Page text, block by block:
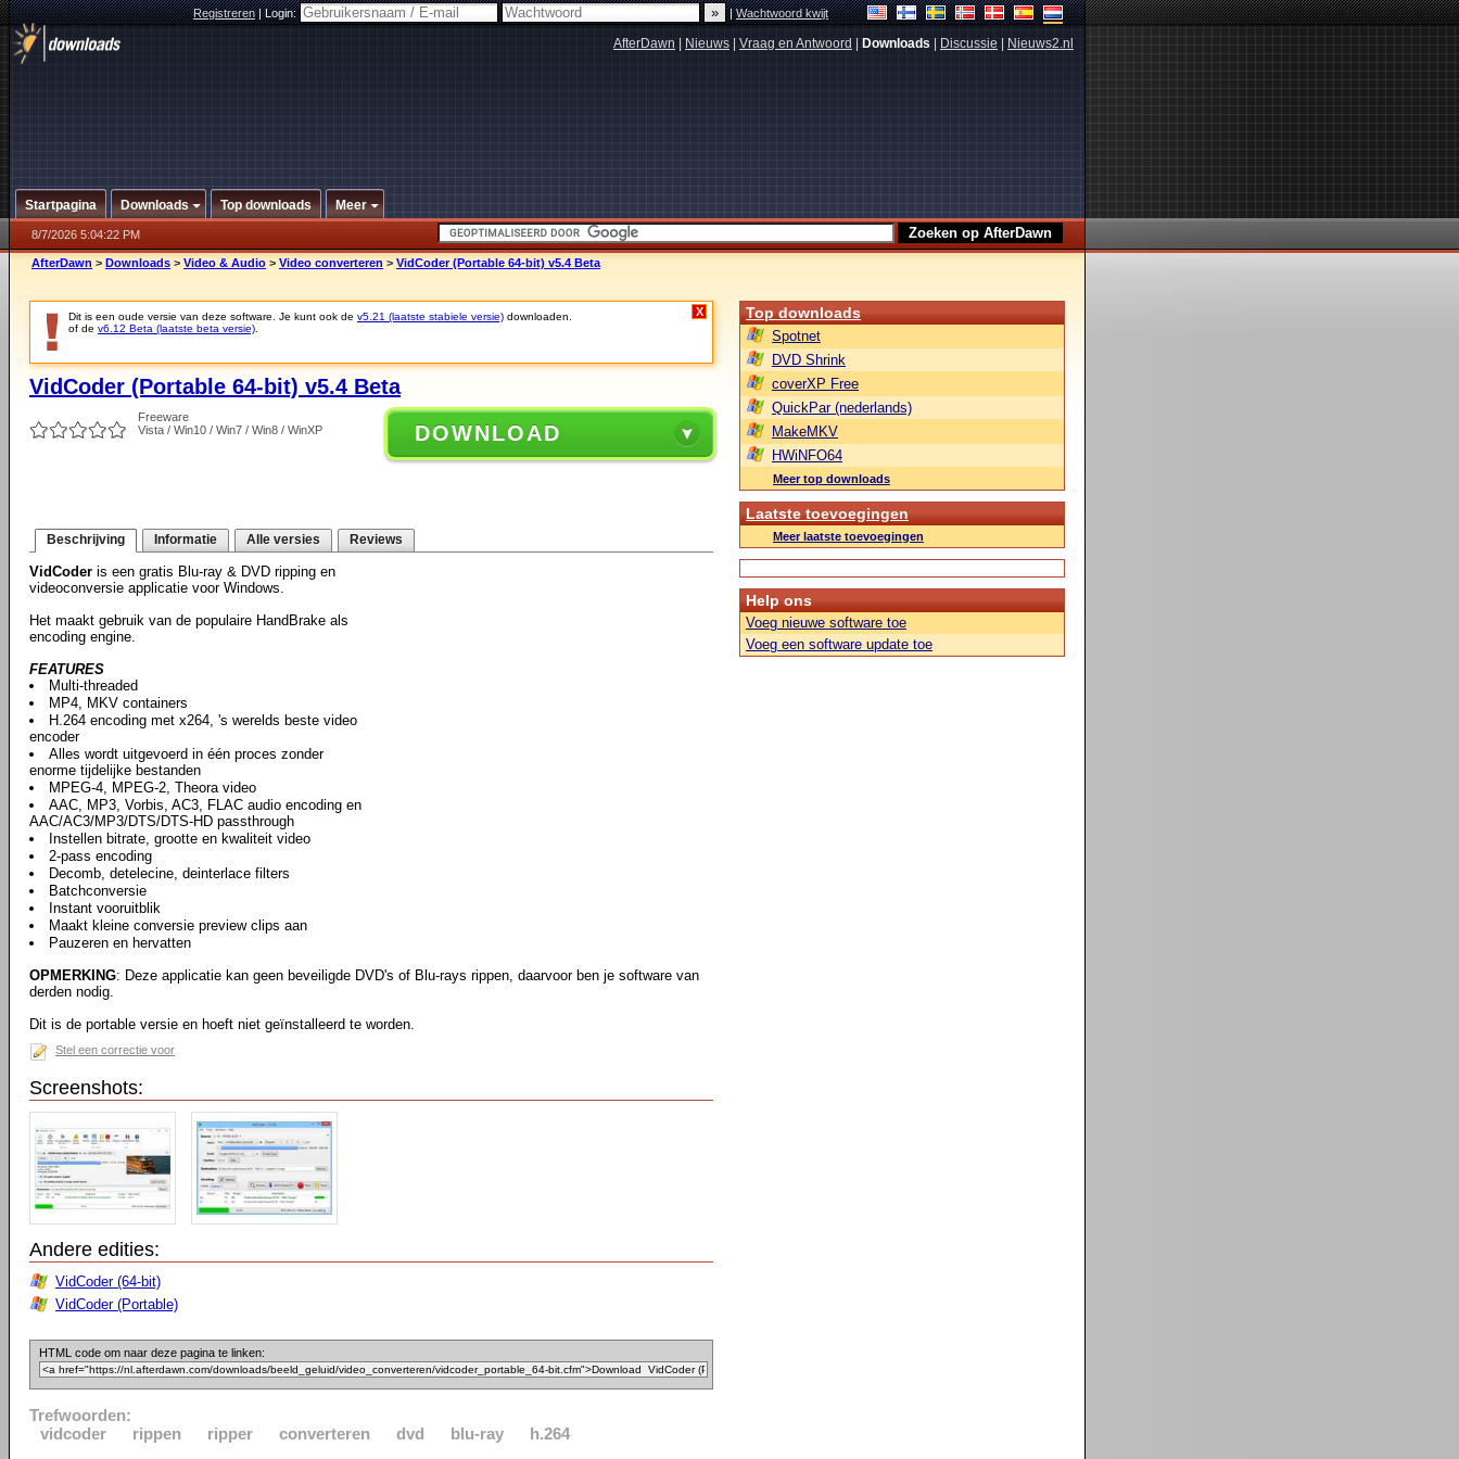
Registreren|Login: |Wachtwoord kwijt
AfterDawn Nieuws Vraag en Antwoord Downloads Discussie Nieuws2.nl
Startpagina Downloads Top downloads Meer
8/7/2026 5:04:22 PM
AfterDawn > Downloads > Video & Audio > Video converteren > VidCoder (Portable 64-bit) v5.4 Beta
Dit is een oude versie van deze software. Je kunt ook de v5.21 (laatste stabiele versie) downloaden.
of de v6.12 Beta (laatste beta versie)
X
VidCoder (Portable 64-bit) v5.4 Beta
Freeware
Vista / Win10 / Win7 / Win8 / WinXP
DOWNLOAD
Beschrijving Informatie Alle versies Reviews
VidCoder is een gratis Blu-ray & DVD ripping en
videoconversie applicatie voor Windows.
Het maakt gebruik van de populaire HandBrake als
encoding engine.
FEATURES
Multi-threaded
MP4, MKV containers
H.264 encoding met x264, 's werelds beste video
encoder
Alles wordt uitgevoerd in één proces zonder
enorme tijdelijke bestanden
MPEG-4, MPEG-2, Theora video
AAC, MP3, Vorbis, AC3, FLAC audio encoding en
AAC/AC3/MP3/DTS/DTS-HD passthrough
Instellen bitrate, grootte en kwaliteit video
2-pass encoding
Decomb, detelecine, deinterlace filters
Batchconversie
Instant vooruitblik
Maakt kleine conversie preview clips aan
Pauzeren en hervatten
OPMERKING: Deze applicatie kan geen beveiligde DVD's of Blu-rays rippen, daarvoor ben je software van
derden nodig.
Dit is de portable versie en hoeft niet geïnstalleerd te worden.
Stel een correctie voor
Screenshots:
Andere edities:
VidCoder (64-bit)
VidCoder (Portable)
HTML code om naar deze pagina te linken:
Trefwoorden:
vidcoder
rippen ripper converteren dvd blu-ray h.264
Top downloads
Spotnet
DVD Shrink
coverXP Free
QuickPar (nederlands)
MakeMKV
HWiNFO64
Meer top downloads
Laatste toevoegingen
Meer laatste toevoegingen
Help ons
Voeg nieuwe software toe
Voeg een software update toe